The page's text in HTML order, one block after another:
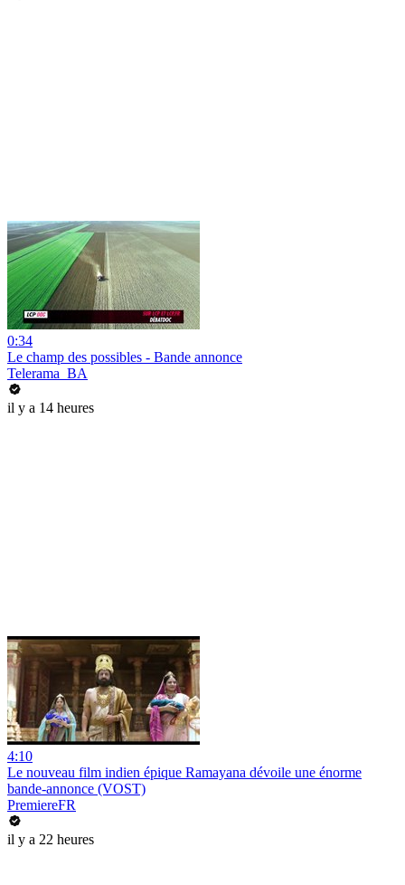
0:34
Le champ des possibles - Bande annonce
Telerama_BA
il y a 14 heures
4:10
Le nouveau film indien épique Ramayana dévoile une énorme
bande-annonce (VOST)
PremiereFR
il y a 22 heures